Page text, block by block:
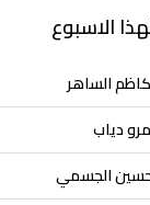
الاسبوع
كاظم الساهر
دياب
الجسمي